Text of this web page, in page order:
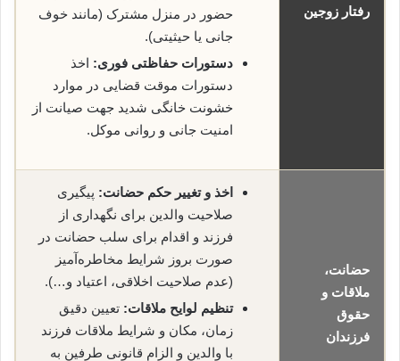
رفتار زوجین
حضور در منزل مشترک (مانند خوف
جانی یا حیثیتی).
دستورات حفاظتی فوری: اخذ
دستورات موقت قضایی در موارد
خشونت خانگی شدید جهت صیانت از
امنیت جانی و روانی موکل.
حضانت،
ملاقات و
حقوق
فرزندان
اخذ و تغییر حکم حضانت: پیگیری
صلاحیت والدین برای نگهداری از
فرزند و اقدام برای سلب حضانت در
صورت بروز شرایط مخاطره‌آمیز
(عدم صلاحیت اخلاقی، اعتیاد و…).
تنظیم لوایح ملاقات: تعیین دقیق
زمان، مکان و شرایط ملاقات فرزند
با والدین و الزام قانونی طرفین به